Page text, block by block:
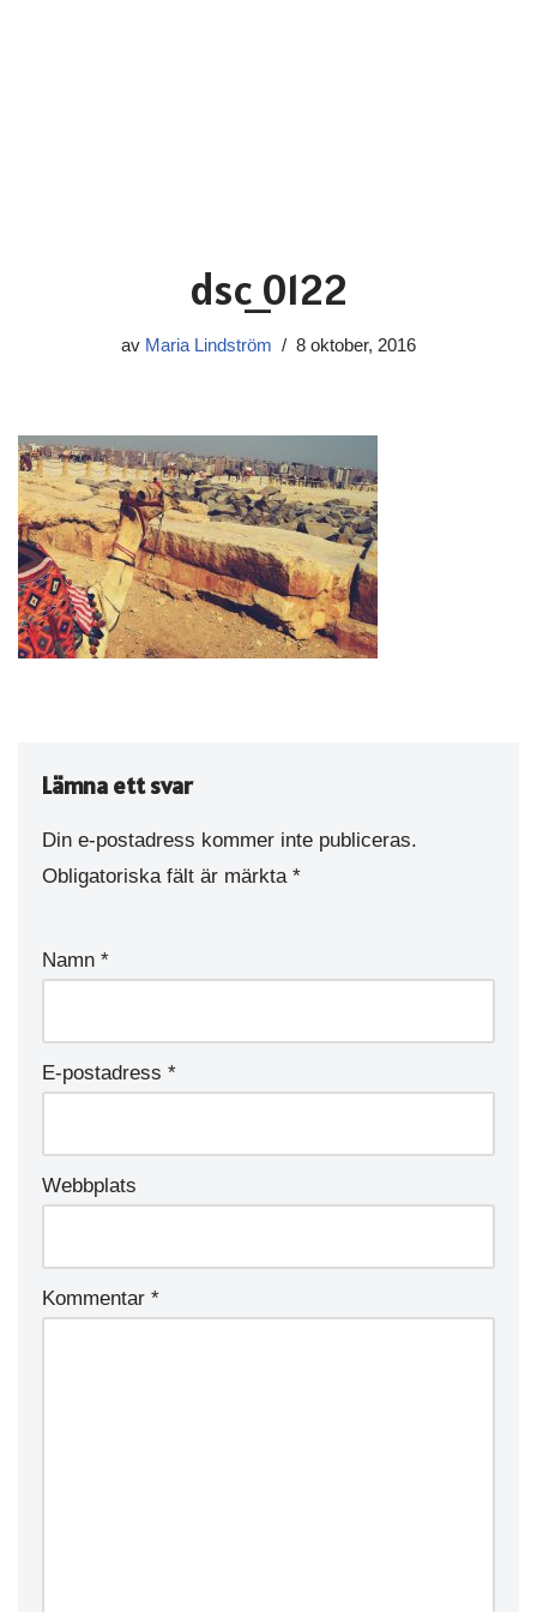
dsc_0122
av Maria Lindström 8 oktober, 2016
Lämna ett svar
Din e-postadress kommer inte publiceras.
Obligatoriska fält är märkta *
Namn *
E-postadress *
Webbplats
Kommentar *